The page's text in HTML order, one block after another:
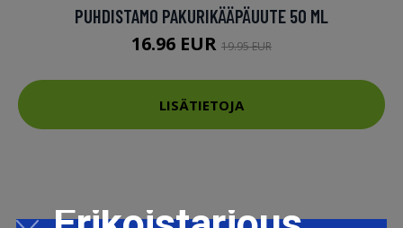
PUHDISTAMO PAKURIKÄÄPÄUUTE 50 ML
16.96 EUR 19.95 EUR
LISÄTIETOJA